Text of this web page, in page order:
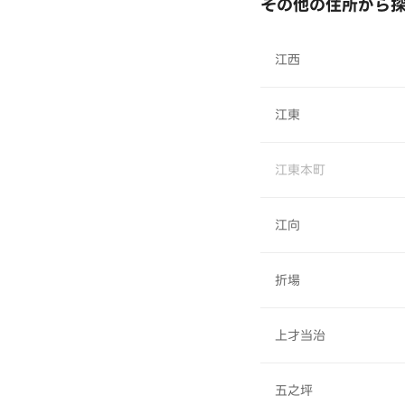
江西
江東
江東本町
江向
折場
上才当治
五之坪